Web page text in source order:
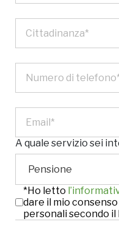
A quale servizio sei
*Ho letto
dare il mio
personali secondo il